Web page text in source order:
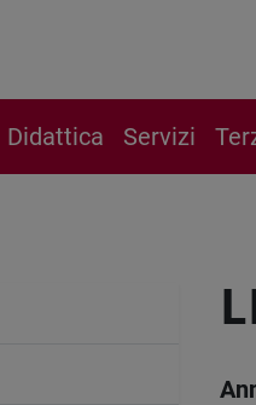
Didattica Servizi